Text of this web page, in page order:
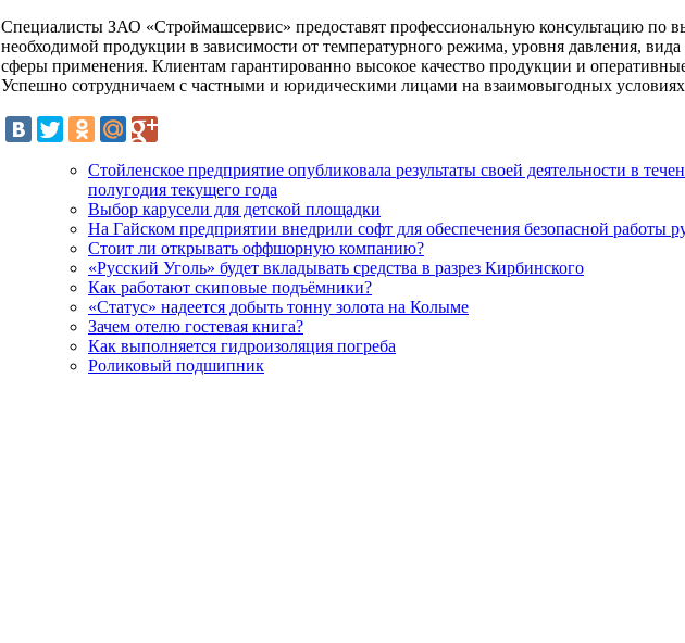
Специалисты ЗАО «Строймашсервис» предоставят профессиональную консультацию по
необходимой продукции в зависимости от температурного режима, уровня давления, вида
сферы применения. Клиентам гарантированно высокое качество продукции и
Успешно сотрудничаем с частными и юридическими лицами на взаимовыгодных
Стойленское предприятие опубликовала результаты своей деятельности в
полугодия текущего года
Выбор карусели для детской площадки
На Гайском предприятии внедрили софт для обеспечения безопасной работы
Стоит ли открывать оффшорную компанию?
«Русский Уголь» будет вкладывать средства в разрез Кирбинского
Как работают скиповые подъёмники?
«Статус» надеется добыть тонну золота на Колыме
Зачем отелю гостевая книга?
Как выполняется гидроизоляция погреба
Роликовый подшипник